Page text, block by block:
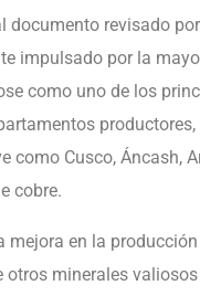
documento revisado
impulsado por la
como uno de los
como Cusco, Áncash,
cobre.
mejora en la
otros minerales